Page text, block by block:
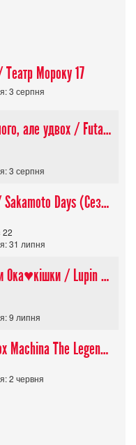
Мороку 17
3 серпня
Кемпінґ на одного, але удвох / Futari Solo Camp
3 серпня
Дні Сакамото / Sakamoto Days (Сезон 1)
22
31 липня
Люпен ІІІ проти Ока♥кішки / Lupin III vs Cats Eye Movie
9 липня
Легенда про Vox Machina The Legend of Vox Machina (Сезон 4)
2 червня